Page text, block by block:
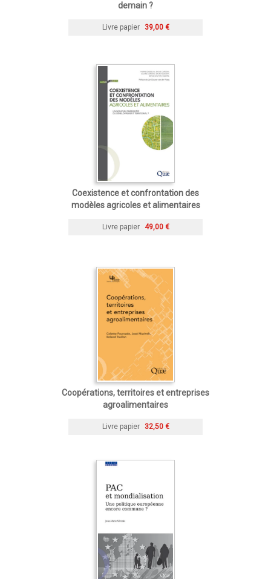
demain ?
Livre papier 39,00 €
Coexistence et confrontation des
modèles agricoles et alimentaires
Livre papier 49,00 €
Coopérations, territoires et entreprises
agroalimentaires
Livre papier 32,50 €